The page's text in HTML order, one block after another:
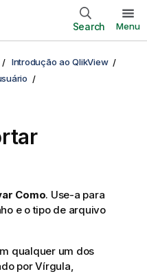
Search Menu
Introdução ao QlikView
Como. Use-a para
e o tipo de arquivo
qualquer um dos
por Vírgula,